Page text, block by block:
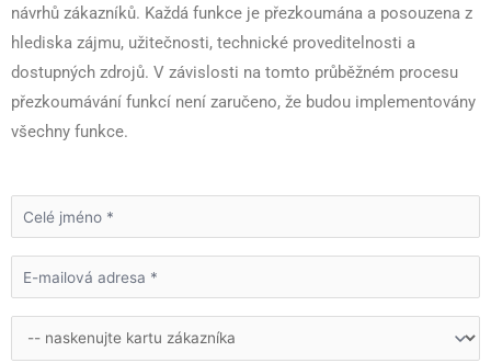
návrhů zákazníků. Každá funkce je přezkoumána a posouzena z
hlediska zájmu, užitečnosti, technické proveditelnosti a
dostupných zdrojů. V závislosti na tomto průběžném procesu
přezkoumávání funkcí není zaručeno, že budou implementovány
všechny funkce.